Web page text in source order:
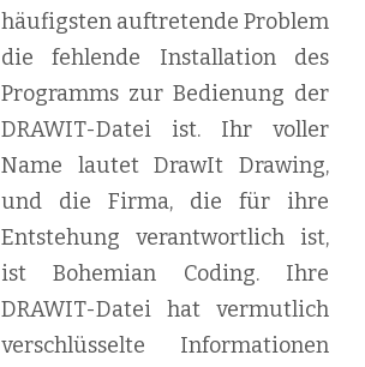
häufigsten auftretende Problem
die fehlende Installation des
Programms zur Bedienung der
DRAWIT-Datei ist. Ihr voller
Name lautet DrawIt Drawing,
und die Firma, die für ihre
Entstehung verantwortlich ist,
ist Bohemian Coding. Ihre
DRAWIT-Datei hat vermutlich
verschlüsselte Informationen